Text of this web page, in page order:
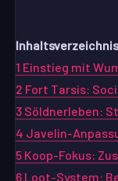
1 Einstieg mit
2 Fort Tarsis:
3 Söldnerleben:
4 Javelin-
5 Koop-Fokus:
6 Loot-System: